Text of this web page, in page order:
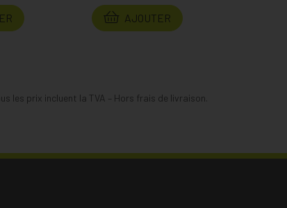
AJOUTER
les prix incluent la TVA – Hors frais de livraison.